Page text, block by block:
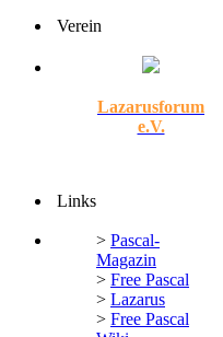
Verein
Lazarusforum
e.V.
Links
> Pascal-
Magazin
> Free Pascal
> Lazarus
> Free Pascal